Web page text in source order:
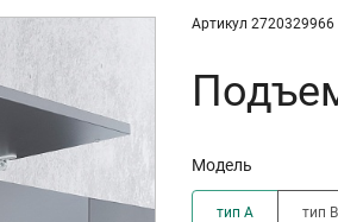
Артикул 2720329966
Модель
тип A тип B